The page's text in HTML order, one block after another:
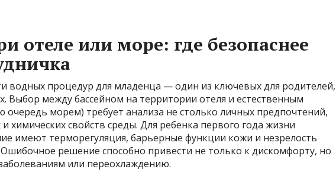
отеле или море: где безопаснее
водных процедур для младенца — один из ключевых для родителей,
Выбор между бассейном на территории отеля и естественным
морем) требует анализа не столько личных предпочтений,
химических свойств среды. Для ребенка первого года жизни
имеют терморегуляция, барьерные функции кожи и незрелость
решение способно привести не только к дискомфорту, но
или переохлаждению.